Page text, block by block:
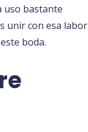
uso bastante
unir con esa labor
boda.